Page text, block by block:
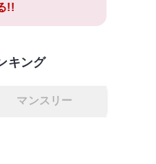
!!
キング
マンスリー